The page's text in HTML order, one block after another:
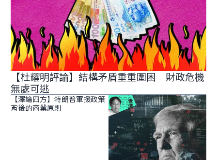
【杜耀明評論】結構矛盾重重圍困 財政危機
無處可逃
【澤論四方】特朗普軍援政策
背後的商業原則